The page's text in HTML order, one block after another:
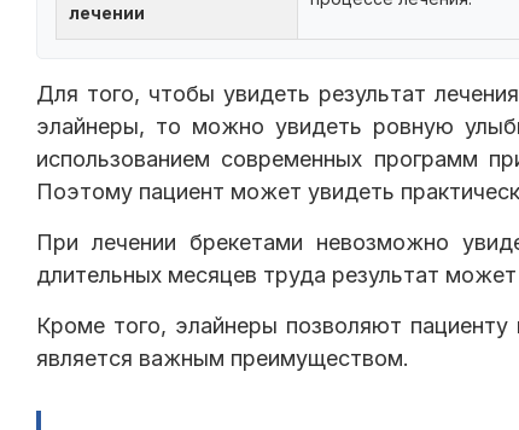
лечении
Для того, чтобы увидеть результат
элайнеры, то можно увидеть ровную
использованием современных программ
Поэтому пациент может увидеть
При лечении брекетами невозможно
длительных месяцев труда результат
Кроме того, элайнеры позволяют
является важным преимуществом.